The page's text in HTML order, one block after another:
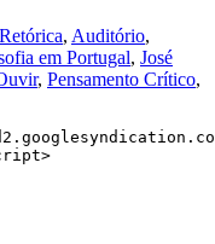
, Auditório,
em Portugal, José
, Pensamento Crítico,